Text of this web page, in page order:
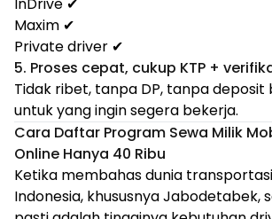
Maxim ✔
Private driver ✔
5. Proses cepat, cukup KTP +
Tidak ribet, tanpa DP, tanpa deposit
untuk yang ingin segera bekerja.
Cara Daftar Program Sewa Milik
Online Hanya 40 Ribu
Ketika membahas dunia
Indonesia, khususnya Jabodetabek,